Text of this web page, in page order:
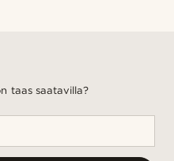
taas saatavilla?